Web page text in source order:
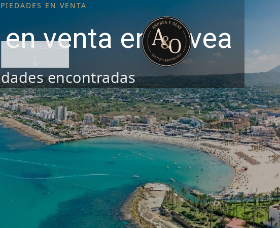
EN VENTA
venta en Jávea
encontradas
VER PROPIEDADES